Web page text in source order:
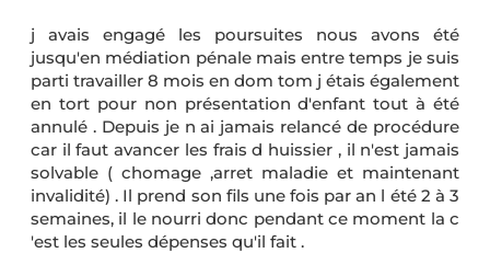
j avais engagé les poursuites nous avons été
jusqu'en médiation pénale mais entre temps je suis
parti travailler 8 mois en dom tom j étais également
en tort pour non présentation d'enfant tout à été
annulé . Depuis je n ai jamais relancé de procédure
car il faut avancer les frais d huissier , il n'est jamais
solvable ( chomage ,arret maladie et maintenant
invalidité) . Il prend son fils une fois par an l été 2 à 3
semaines, il le nourri donc pendant ce moment la c
'est les seules dépenses qu'il fait .